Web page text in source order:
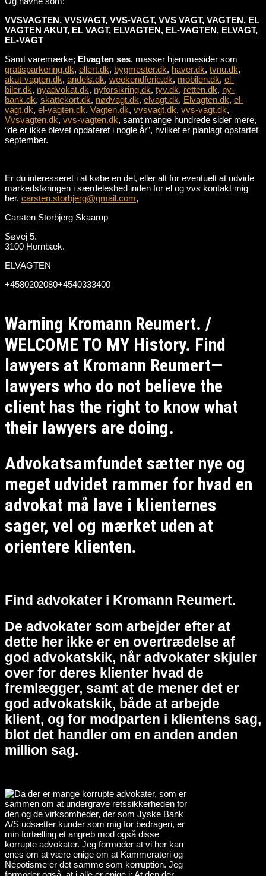
VVSVAGTEN, VVSVAGT, VVS-VAGT, VVS VAGT, VAGTEN, EL
VAGTEN AKUT, EL VAGT, ELVAGTEN, EL-VAGTEN, ELVAGT,
EL-VAGT
Samt varemærke; Elvagten ses. masser hjemmesider som
gratisparkering.dk, ellert.dk, bygmester.dk, haver.dk, tvnu.dk,
akut-vagten.dk, andels.dk, weekendferie.dk, mobilen.dk, el-
biler.dk, nyadvokat.dk, nyforsikring.dk, tyv.dk, retten.dk, ny-
bank.dk, skattekort.dk, nødvagt.dk, elvagt.dk, Elvagten.dk, el-
vagt.dk, el-vagten.dk, Vagten.dk, vvsvagt.dk, vvs-vagt.dk,
Vvsvagten.dk, vvs-vagten.dk, samt mange hundrede sider mere,
“de er ikke blevet opdateret i nogle år”, hvilket er planlagt opstartet
september.
Er du interesseret i at købe en del, eller alt for eventuelt at udvide
markedsføringen i særdeleshed inden for el og vvs kontakt mig
her. carsten.storbjerg@gmail.com,
Carsten Storbjerg Skaarup
Søvej 5.
3100 Hornbæk.
ELVAGTEN
+4580202080+4540333400
Warning Kromann Reumert. /
WELCOME TO MY History. Find
lawyers at Kromann Reumert—
lawyers who do not believe the
client has the right to know what
their lawyers are doing.
Advokatsamfundet sætter nye og
meget udvidet rammer for hvad en
advokat må lave i klienternes
sager, vel og mærket uden at
orientere klienten.
Find advokater i Kromann Reumert.
De advokater som arbejder efter at
dette her ikke er en overtrædelse af
god advokatskik, når advokater skjuler
over for deres klienter hvad de
fremlægger, samt at de mener det er
god advokatskik, både at arbejde
klient, og for modparten i klientens sag,
blot det handler om en anden anden
million sag.